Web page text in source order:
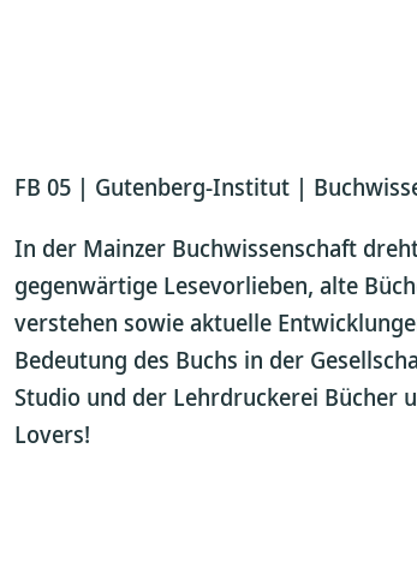
FB 05 | Gutenberg-Institut |
In der Mainzer Buchwissenschaft
gegenwärtige Lesevorlieben, alte
verstehen sowie aktuelle
Bedeutung des Buchs in der
Studio und der Lehrdruckerei Bücher
Lovers!